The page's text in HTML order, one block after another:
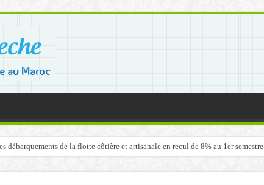
débarquements de la flotte côtière et artisanale en recul de 8% au 1er semestre